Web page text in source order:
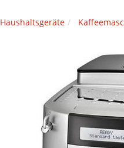
Haushaltsgeräte